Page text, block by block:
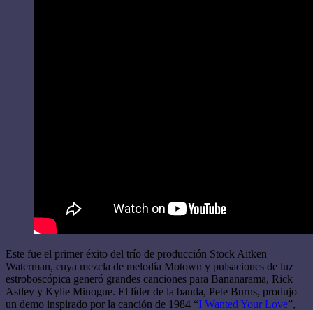
Este fue el primer éxito del trío de producción Stock Aitken
Waterman, cuya mezcla de melodía Motown y pulsaciones de luz
estroboscópica generó grandes canciones para Bananarama, Rick
Astley y Kylie Minogue. El líder de la banda, Pete Burns, produjo
un demo inspirado por la canción de 1984 “I Wanted Your Love”,